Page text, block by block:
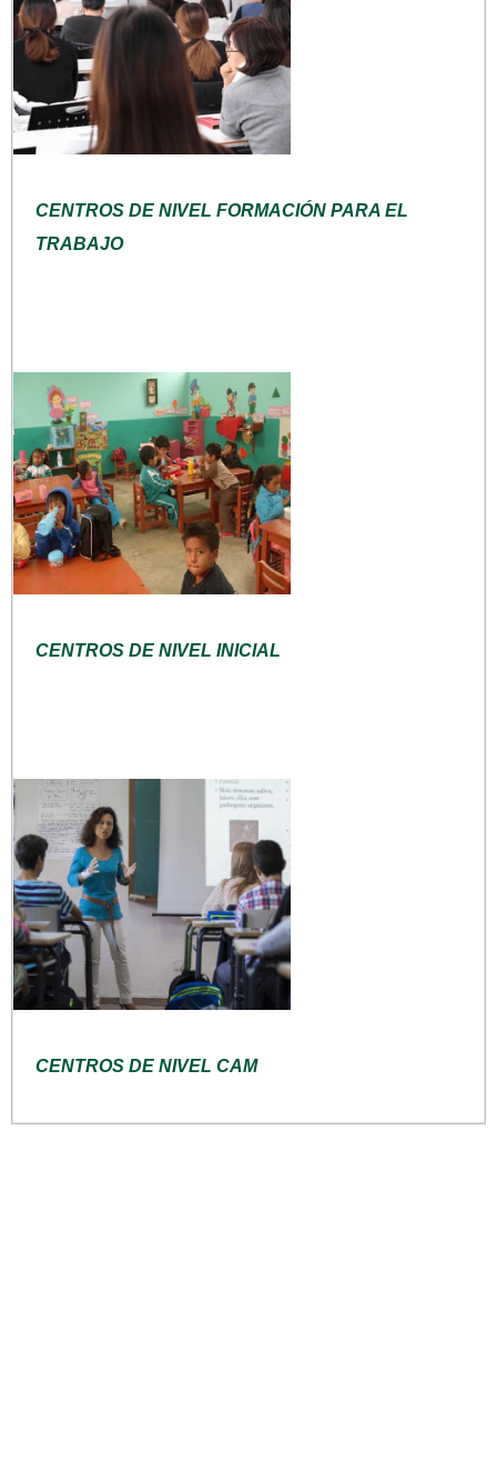
CENTROS DE NIVEL FORMACIÓN PARA EL
TRABAJO
CENTROS DE NIVEL INICIAL
CENTROS DE NIVEL CAM